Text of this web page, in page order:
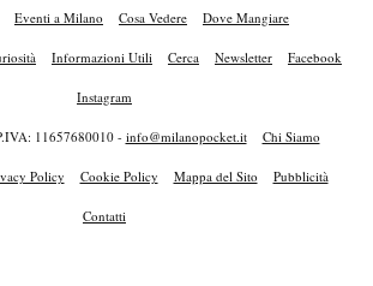
Eventi a Milano Cosa Vedere Dove Mangiare
Informazioni Utili Cerca Newsletter Facebook
Instagram
11657680010 - info@milanopocket.it Chi Siamo
Policy Cookie Policy Mappa del Sito Pubblicità
Contatti